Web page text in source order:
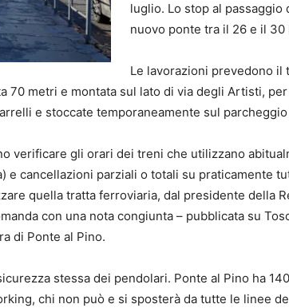
luglio. Lo stop al
nuovo ponte tra il 26 e il 30
Le lavorazioni prevedono
70 metri e montata sul lato di via degli Artisti,
e stoccate temporaneamente sul
verificare gli orari dei treni che utilizzano
cancellazioni parziali o totali su praticamente
quella tratta ferroviaria, dal presidente della
con una nota congiunta – pubblicata su
di Ponte al Pino.
stessa dei pendolari. Ponte al Pino ha
chi non può e si sposterà da tutte le linee